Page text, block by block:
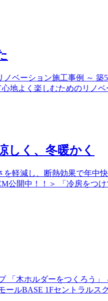
ベーション施工事例 ～ 築
地よく楽しむためのリノベ
しく、冬暖かく
を軽減し、断熱効果で年中
公開中！！＞ 「冷房をつ
「木ホルダーをつくろう
ールBASE 1Fセントラルス